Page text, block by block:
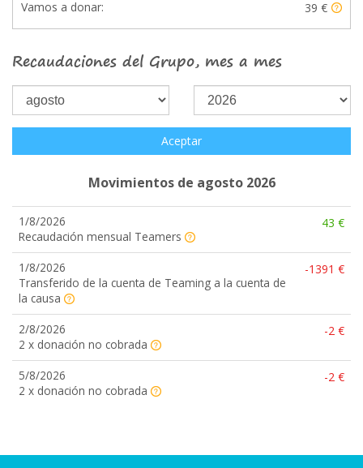
Vamos a donar:
39 €
Recaudaciones del Grupo, mes a mes
Aceptar
Movimientos de agosto 2026
1/8/2026
Recaudación mensual Teamers
43 €
1/8/2026
Transferido de la cuenta de Teaming a la cuenta de
la causa
-1391 €
2/8/2026
2 x donación no cobrada
-2 €
5/8/2026
2 x donación no cobrada
-2 €